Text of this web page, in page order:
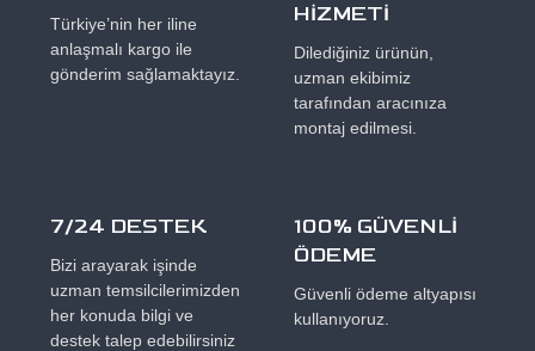
Türkiye’nin her iline
anlaşmalı kargo ile
gönderim sağlamaktayız.
HİZMETİ
Dilediğiniz ürünün,
uzman ekibimiz
tarafından aracınıza
montaj edilmesi.
7/24 DESTEK
Bizi arayarak işinde
uzman temsilcilerimizden
her konuda bilgi ve
destek talep edebilirsiniz
100% GÜVENLİ
ÖDEME
Güvenli ödeme altyapısı
kullanıyoruz.